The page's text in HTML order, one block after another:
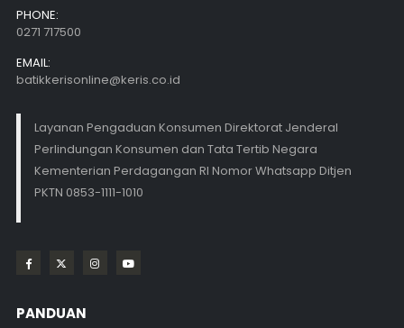
PHONE:
0271 717500
EMAIL:
batikkerisonline@keris.co.id
Layanan Pengaduan Konsumen Direktorat Jenderal
Perlindungan Konsumen dan Tata Tertib Negara
Kementerian Perdagangan RI Nomor Whatsapp Ditjen
PKTN 0853-1111-1010
PANDUAN